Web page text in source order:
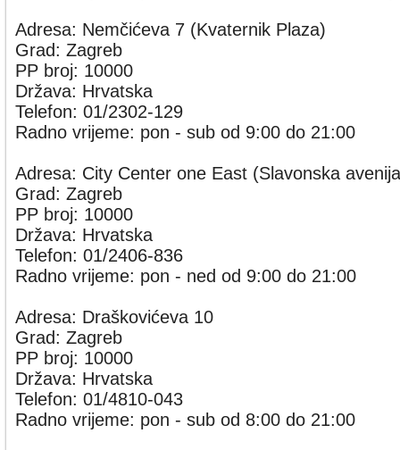
Adresa: Nemčićeva 7 (Kvaternik Plaza)
Grad: Zagreb
PP broj: 10000
Država: Hrvatska
Telefon: 01/2302-129
Radno vrijeme: pon - sub od 9:00 do 21:00
Adresa: City Center one East (Slavonska
Grad: Zagreb
PP broj: 10000
Država: Hrvatska
Telefon: 01/2406-836
Radno vrijeme: pon - ned od 9:00 do 21:00
Adresa: Draškovićeva 10
Grad: Zagreb
PP broj: 10000
Država: Hrvatska
Telefon: 01/4810-043
Radno vrijeme: pon - sub od 8:00 do 21:00